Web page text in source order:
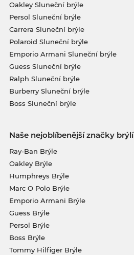
Oakley Sluneční brýle
Persol Sluneční brýle
Carrera Sluneční brýle
Polaroid Sluneční brýle
Emporio Armani Sluneční brýle
Guess Sluneční brýle
Ralph Sluneční brýle
Burberry Sluneční brýle
Boss Sluneční brýle
Naše nejoblíbenější značky brýlí
Ray-Ban Brýle
Oakley Brýle
Humphreys Brýle
Marc O Polo Brýle
Emporio Armani Brýle
Guess Brýle
Persol Brýle
Boss Brýle
Tommy Hilfiger Brýle